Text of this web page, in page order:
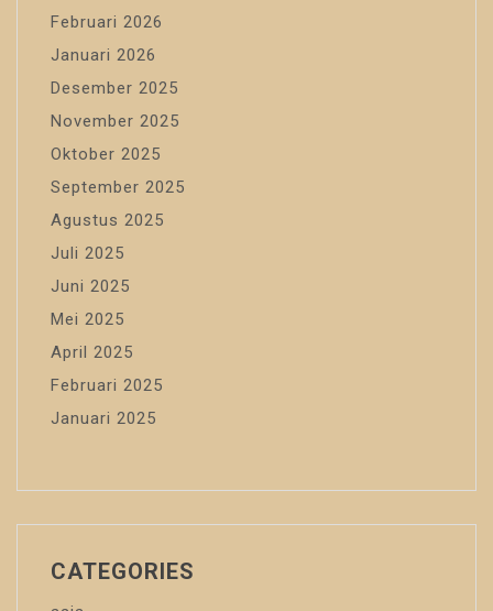
Februari 2026
Januari 2026
Desember 2025
November 2025
Oktober 2025
September 2025
Agustus 2025
Juli 2025
Juni 2025
Mei 2025
April 2025
Februari 2025
Januari 2025
CATEGORIES